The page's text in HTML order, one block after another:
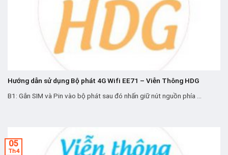
Hướng dẫn sử dụng Bộ phát 4G Wifi EE71 – Viễn Thông HDG
B1: Gắn SIM và Pin vào bộ phát sau đó nhấn giữ nút nguồn phía ...
05
Th4